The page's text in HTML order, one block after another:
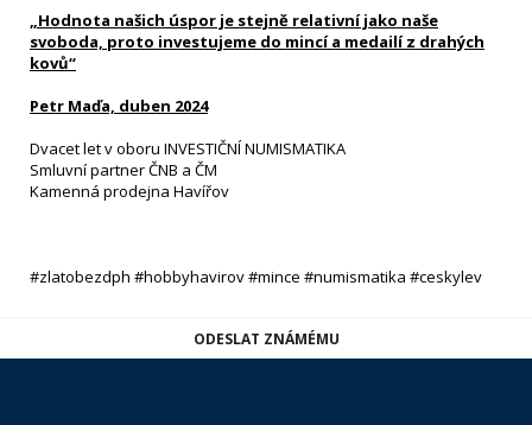
„Hodnota našich úspor je stejně relativní jako naše
svoboda, proto investujeme do mincí a medailí z drahých
kovů“
Petr Maďa, duben 2024
Dvacet let v oboru INVESTIČNÍ NUMISMATIKA
Smluvní partner ČNB a ČM
Kamenná prodejna Havířov
#zlatobezdph #hobbyhavirov #mince #numismatika #ceskylev
ODESLAT ZNÁMÉMU